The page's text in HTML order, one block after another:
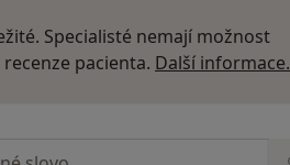
Specialisté nemají možnost
pacienta. Další informace.